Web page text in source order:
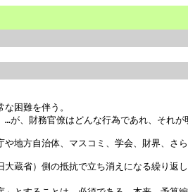
困難を伴う。
、財務官僚はどんな行為であれ、それ
方自治体、マスコミ、学会、財界、さ
蔵省）側の抵抗で立ち消えになる繰り返